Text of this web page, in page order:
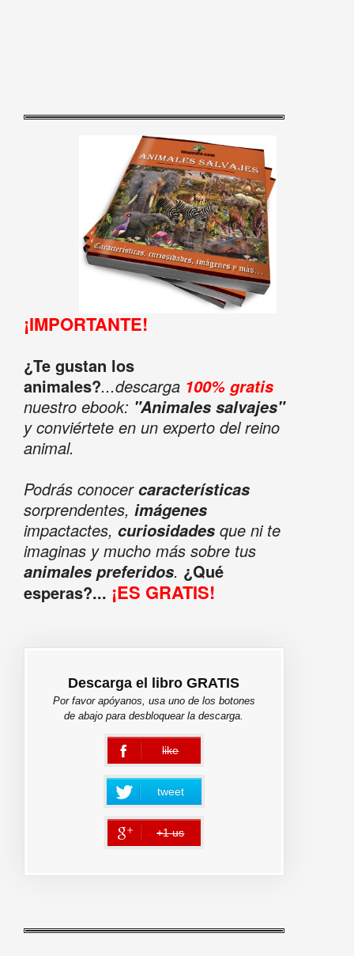
¡IMPORTANTE!
¿Te gustan los
animales?...descarga 100% gratis
nuestro ebook: "Animales salvajes"
y conviértete en un experto del reino
animal.
Podrás conocercaracterísticas
sorprendentes, imágenes
impactactes, curiosidadesque ni te
imaginas y mucho más sobre tus
animales preferidos. ¿Qué
esperas?... ¡ES GRATIS!
Descarga el libro GRATIS
Por favor apóyanos, usa uno de los botones
de abajo para desbloquear la descarga.
like
error
tweet
+1 us
error